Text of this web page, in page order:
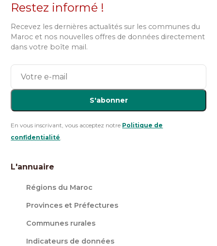
Restez informé !
Recevez les dernières actualités sur les communes du
Maroc et nos nouvelles offres de données directement
dans votre boîte mail.
S'abonner
En vous inscrivant, vous acceptez notre Politique de
confidentialité.
L'annuaire
Régions du Maroc
Provinces et Préfectures
Communes rurales
Indicateurs de données